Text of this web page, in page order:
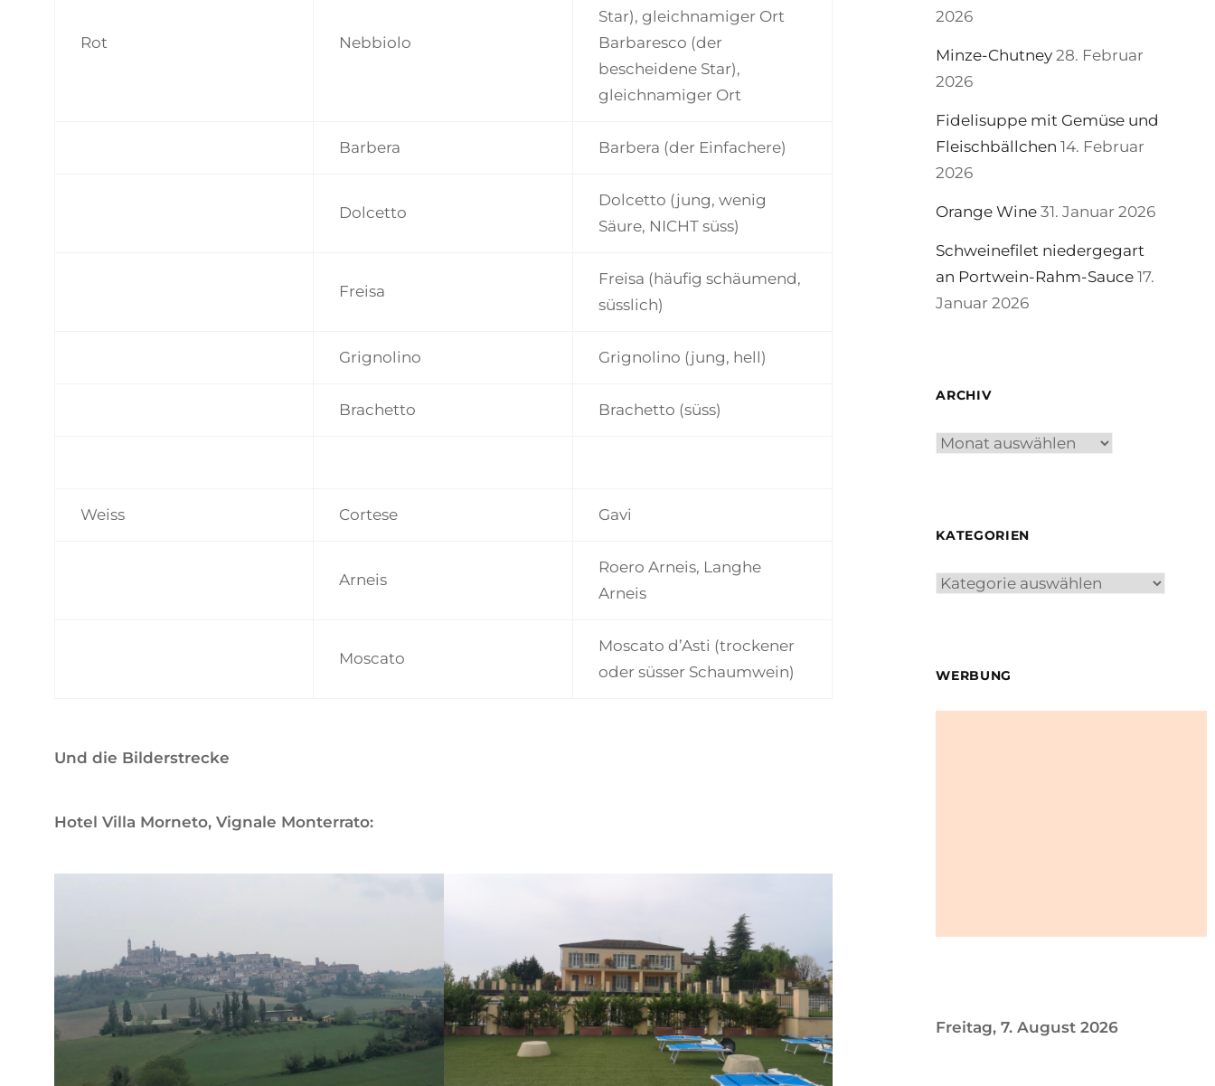
Rot Nebbiolo
Star), gleichnamiger Ort
Barbaresco (der
bescheidene Star),
gleichnamiger Ort
Barbera Barbera (der Einfachere)
Dolcetto
Dolcetto (jung, wenig
Säure, NICHT süss)
Freisa
Freisa (häufig schäumend,
süsslich)
Grignolino Grignolino (jung, hell)
Brachetto Brachetto (süss)
Weiss Cortese Gavi
Arneis
Roero Arneis, Langhe
Arneis
Moscato
Moscato d’Asti (trockener
oder süsser Schaumwein)
Und die Bilderstrecke
Hotel Villa Morneto, Vignale Monterrato:
2026
Minze-Chutney 28. Februar
2026
Fidelisuppe mit Gemüse und
Fleischbällchen 14. Februar
2026
Orange Wine 31. Januar 2026
Schweinefilet niedergegart
an Portwein-Rahm-Sauce 17.
Januar 2026
ARCHIV
Archiv
KATEGORIEN
Kategorien
WERBUNG
Freitag, 7. August 2026